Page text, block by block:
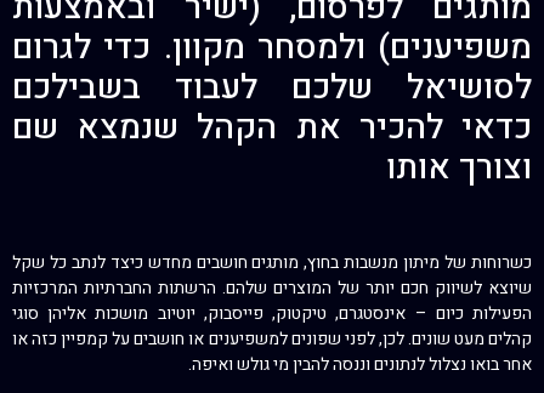
משפיענים) ולמסחר מקוון. כדי לגרום
לסושיאל שלכם לעבוד בשבילכם
כדאי להכיר את הקהל שנמצא שם
וצורך אותו
כשרוחות של מיתון מנשבות בחוץ, מותגים חושבים מחדש כיצד לנתב כל שקל
שיוצא לשיווק חכם יותר של המוצרים שלהם. הרשתות החברתיות המרכזיות
הפעילות כיום – אינסטגרם, טיקטוק, פייסבוק, יוטיוב מושכות אליהן סוגי
קהלים מעט שונים. לכן, לפני שפונים למשפיענים או חושבים על קמפיין כזה או
אחר בואו נצלול לנתונים וננסה להבין מי גולש ואיפה.